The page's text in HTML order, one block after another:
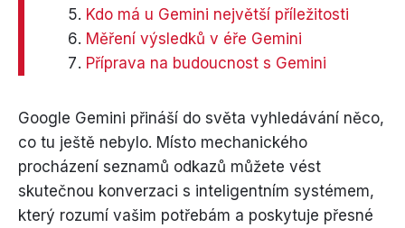
Kdo má u Gemini největší příležitosti
Měření výsledků v éře Gemini
Příprava na budoucnost s Gemini
Google Gemini přináší do světa vyhledávání něco,
co tu ještě nebylo. Místo mechanického
procházení seznamů odkazů můžete vést
skutečnou konverzaci s inteligentním systémem,
který rozumí vašim potřebám a poskytuje přesné